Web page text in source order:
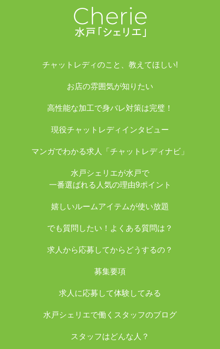
チャットレディのこと、教えてほしい!
お店の雰囲気が知りたい
高性能な加工で身バレ対策は完璧！
現役チャットレディインタビュー
マンガでわかる求人「チャットレディナビ」
水戸シェリエが水戸で
一番選ばれる人気の理由9ポイント
嬉しいルームアイテムが使い放題
でも質問したい！よくある質問は？
求人から応募してからどうするの？
募集要項
求人に応募して体験してみる
水戸シェリエで働くスタッフのブログ
スタッフはどんな人？